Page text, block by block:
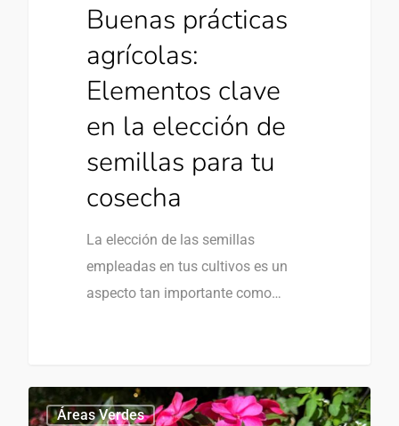
Buenas prácticas
agrícolas:
Elementos clave
en la elección de
semillas para tu
cosecha
La elección de las semillas
empleadas en tus cultivos es un
aspecto tan importante como…
Áreas Verdes
0